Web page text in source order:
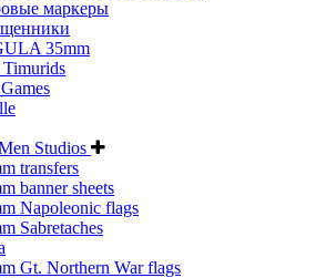
маркеры
35mm
Timurids
Studios
transfers
banner sheets
Napoleonic flags
Sabretaches
Gt. Northern War flags